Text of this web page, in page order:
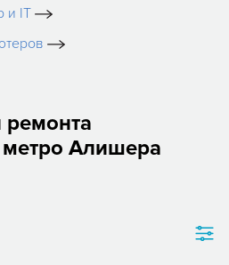
и IT
ремонта
Алишера